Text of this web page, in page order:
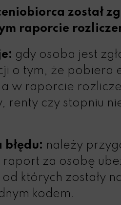
został
raporcie
gdy osoba jest
o tym, że pobiera
w raporcie
renty czy stopniu
należy
raport za osobę
których zostały
kodem.